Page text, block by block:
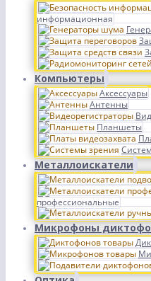
информационная
Компьютеры
Аксессуары
Антенны
Планшеты
Металлоискатели
профессиональные
Микрофоны